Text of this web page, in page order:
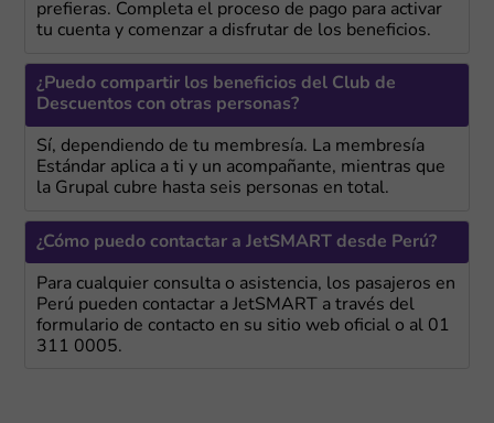
prefieras. Completa el proceso de pago para activar
tu cuenta y comenzar a disfrutar de los beneficios.
¿Puedo compartir los beneficios del Club de
Descuentos con otras personas?
Sí, dependiendo de tu membresía. La membresía
Estándar aplica a ti y un acompañante, mientras que
la Grupal cubre hasta seis personas en total.
¿Cómo puedo contactar a JetSMART desde Perú?
Para cualquier consulta o asistencia, los pasajeros en
Perú pueden contactar a JetSMART a través del
formulario de contacto en su sitio web oficial o al 01
311 0005.